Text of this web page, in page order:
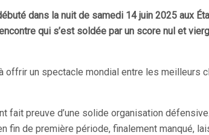
dans la nuit de samedi 14 juin 2025 aux
qui s’est soldée par un score nul et
un spectacle mondial entre les meilleurs
preuve d’une solide organisation
de première période, finalement manqué,